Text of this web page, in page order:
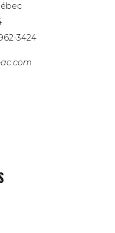
3424